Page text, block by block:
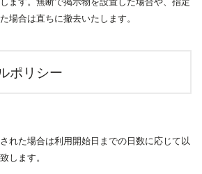
場合は直ちに撤去いたします。
ポリシー
れた場合は利用開始日までの日数に応じて以
します。